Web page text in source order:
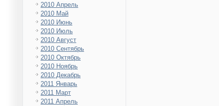
2010 Апрель
2010 Май
2010 Июнь
2010 Июль
2010 Август
2010 Сентябрь
2010 Октябрь
2010 Ноябрь
2010 Декабрь
2011 Январь
2011 Март
2011 Апрель